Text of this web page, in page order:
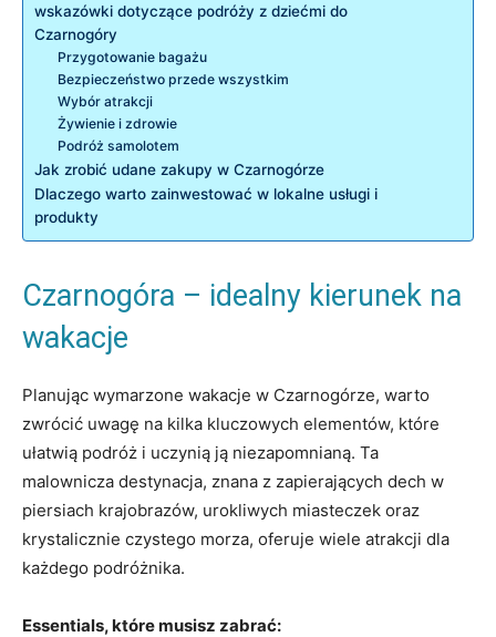
wskazówki dotyczące podróży z dziećmi do
Czarnogóry
Przygotowanie bagażu
Bezpieczeństwo przede wszystkim
Wybór atrakcji
Żywienie i zdrowie
Podróż⁤ samolotem
Jak zrobić udane zakupy w Czarnogórze
Dlaczego warto zainwestować‍ w lokalne usługi i
produkty
Czarnogóra – idealny kierunek na
wakacje
Planując ⁢wymarzone wakacje w ‌Czarnogórze, warto
zwrócić uwagę‌ na kilka kluczowych elementów, które
ułatwią podróż​ i uczynią ją niezapomnianą. Ta
malownicza destynacja, znana z zapierających ​dech w
piersiach krajobrazów, urokliwych ​miasteczek oraz
krystalicznie czystego morza, oferuje wiele atrakcji dla
każdego podróżnika.
Essentials, które musisz zabrać: